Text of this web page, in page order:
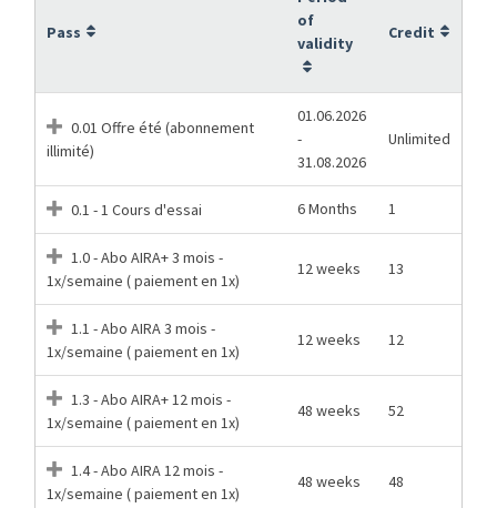
Pass
of
validity
Credit
0.01 Offre été (abonnement
illimité)
01.06.2026
-
31.08.2026
Unlimited
0.1 - 1 Cours d'essai 6 Months 1
1.0 - Abo AIRA+ 3 mois -
1x/semaine ( paiement en 1x)
12 weeks 13
1.1 - Abo AIRA 3 mois -
1x/semaine ( paiement en 1x)
12 weeks 12
1.3 - Abo AIRA+ 12 mois -
1x/semaine ( paiement en 1x)
48 weeks 52
1.4 - Abo AIRA 12 mois -
1x/semaine ( paiement en 1x)
48 weeks 48